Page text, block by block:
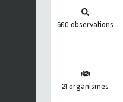
600 observations
21 organismes